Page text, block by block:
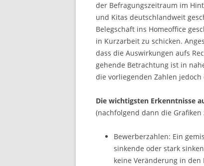
der Befragungszeitraum im
und Kitas deutschlandweit
Belegschaft ins Homeoffice
in Kurzarbeit zu schicken.
dass die Auswirkungen aufs
gehende Betrachtung ist in
die vorliegenden Zahlen
Die wichtigsten Erkenntnisse
(nachfolgend dann die
Bewerberzahlen: Ein
sinkende oder stark
keine Veränderung in